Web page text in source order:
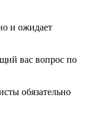
и ожидает
вас вопрос по
обязательно